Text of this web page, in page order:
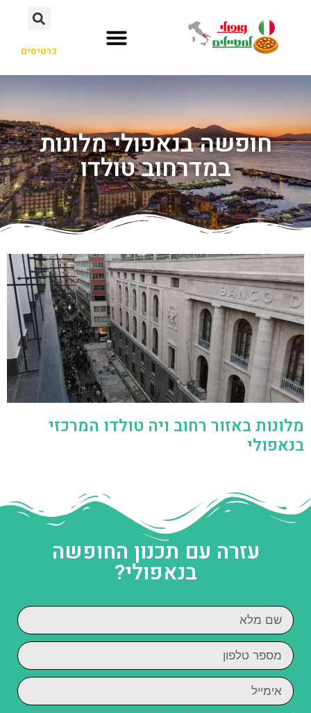
כרטיסים
חופשה בנאפולי מלונות
במדרחוב טולדו
מלונות באזור רחוב ויה טולדו המרכזי
בנאפולי
עזרה עם תכנון החופשה
בנאפולי?